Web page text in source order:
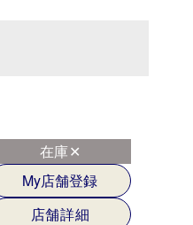
在庫✕
My店舗登録
店舗詳細